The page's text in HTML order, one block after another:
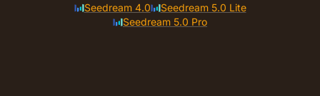
Seedream 4.0
Seedream 5.0 Lite
Seedream 5.0 Pro